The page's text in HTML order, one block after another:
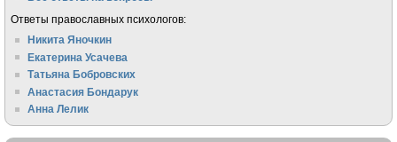
Ответы православных психологов:
Никита Яночкин
Екатерина Усачева
Татьяна Бобровских
Анастасия Бондарук
Анна Лелик